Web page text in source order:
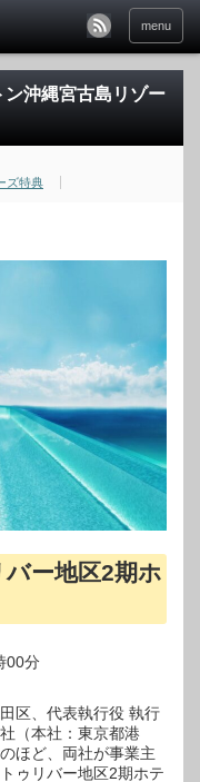
menu
沖縄宮古島リゾー
ズ特典
バー地区2期ホ
00分
区、代表執行役 執行
（本社：東京都港
ほど、両社が事業主
ゥリバー地区2期ホテ